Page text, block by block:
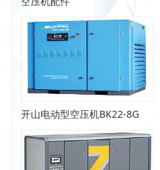
开山电动型空压机BK22-8G